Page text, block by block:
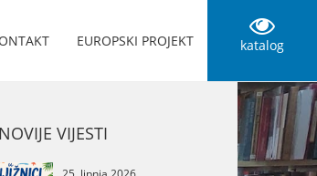
katalog
EUROPSKI PROJEKT
VIJESTI